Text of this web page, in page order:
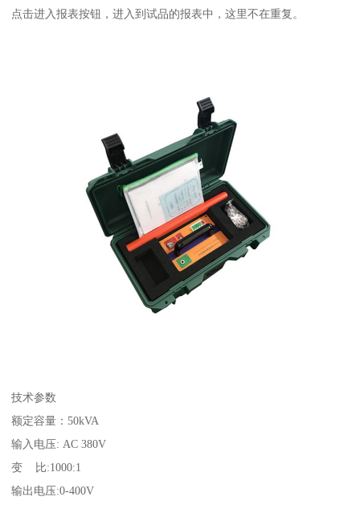
点击进入报表按钮，进入到试品的报表中，这里不在重复。
技术参数
额定容量：50kVA
输入电压: AC 380V
变 比:1000:1
输出电压:0-400V